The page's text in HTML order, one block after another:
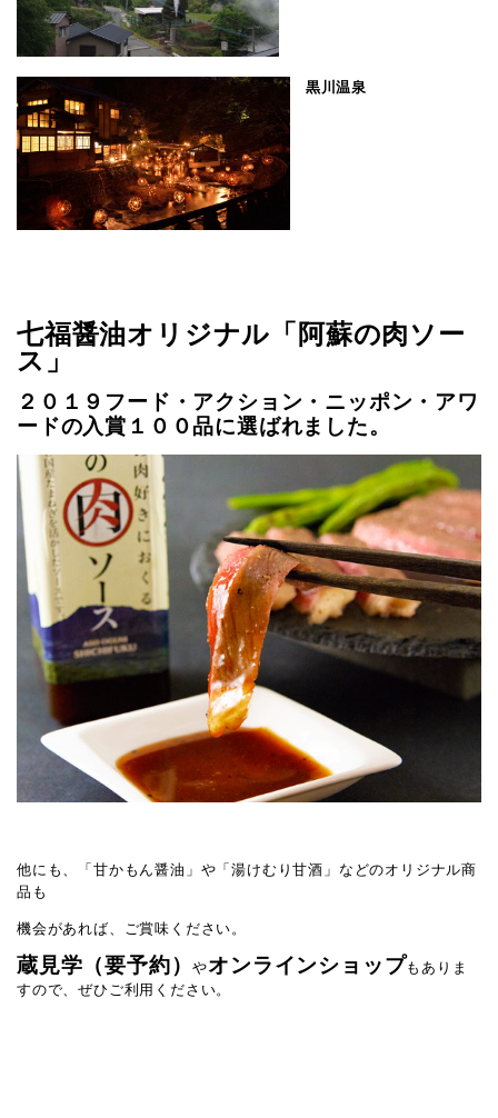
黒川温泉
七福醤油オリジナル「阿蘇の肉ソー
ス」
２０１９フード・アクション・ニッポン・アワ
ードの入賞１００品に選ばれました。
他にも、「甘かもん醤油」や「湯けむり甘酒」などのオリジナル商
品も
機会があれば、ご賞味ください。
蔵見学（要予約）やオンラインショップもありま
すので、ぜひご利用ください。